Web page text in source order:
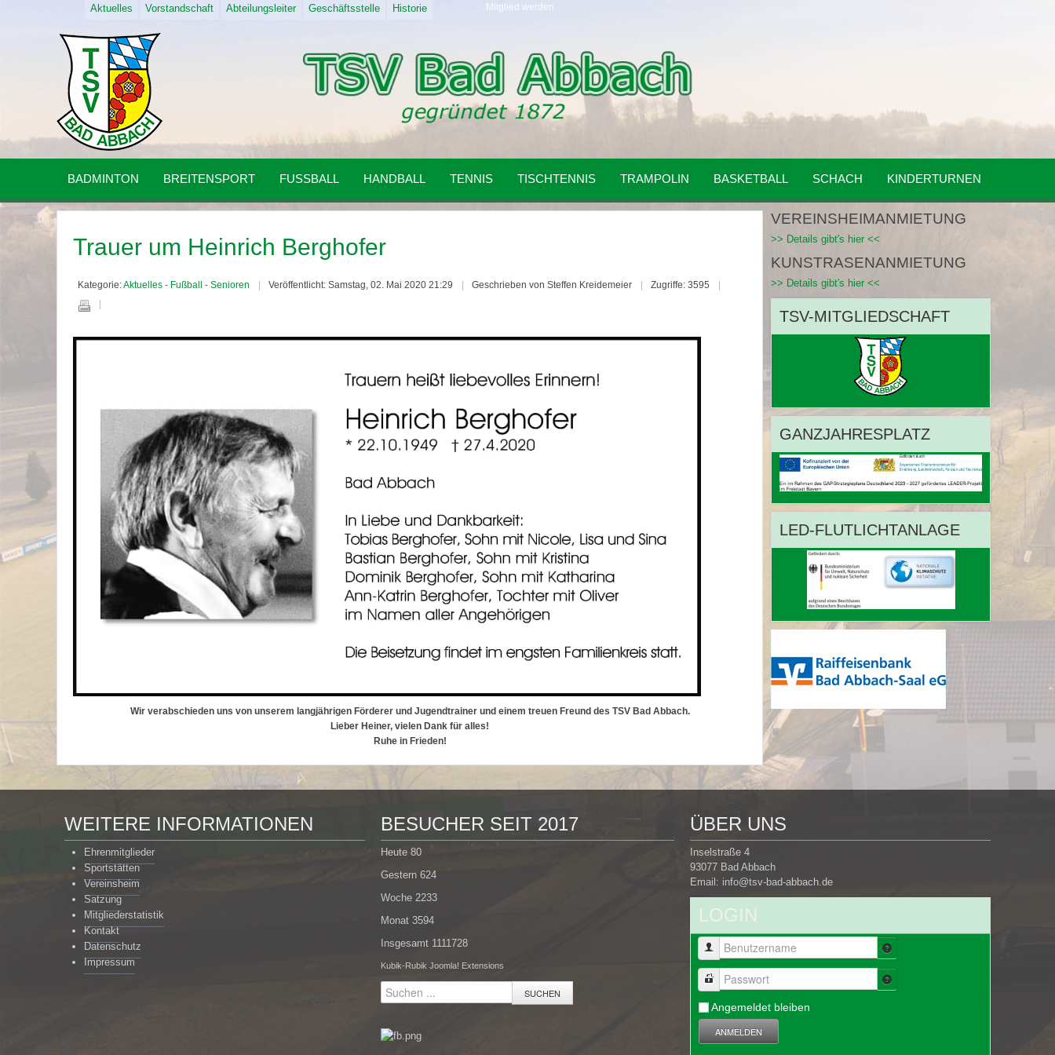
Mitglied werden
Aktuelles Vorstandschaft Abteilungsleiter Geschäftsstelle Historie
BADMINTON BREITENSPORT FUSSBALL HANDBALL TENNIS TISCHTENNIS TRAMPOLIN BASKETBALL SCHACH KINDERTURNEN
Trauer um Heinrich Berghofer
Kategorie:Aktuelles - Fußball - Senioren Veröffentlicht: Samstag, 02. Mai 2020 21:29 Geschrieben von Steffen Kreidemeier Zugriffe: 3595
Wir verabschieden uns von unserem langjährigen Förderer und Jugendtrainer und einem treuen Freund des TSV Bad Abbach.
Lieber Heiner, vielen Dank für alles!
Ruhe in Frieden!
VEREINSHEIMANMIETUNG
>> Details gibt's hier <<
KUNSTRASENANMIETUNG
>> Details gibt's hier <<
TSV-MITGLIEDSCHAFT
GANZJAHRESPLATZ
LED-FLUTLICHTANLAGE
WEITERE INFORMATIONEN
Ehrenmitglieder
Sportstätten
Vereinsheim
Satzung
Mitgliederstatistik
Kontakt
Datenschutz
Impressum
BESUCHER SEIT 2017
Heute80
Gestern624
Woche2233
Monat3594
Insgesamt 1111728
Kubik-Rubik Joomla! Extensions
SUCHEN
ÜBER UNS
Inselstraße 4
93077 Bad Abbach
Email: info@tsv-bad-abbach.de
LOGIN
Benutzername
Passwort
Angemeldet bleiben
ANMELDEN